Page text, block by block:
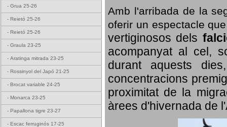
- Grua 25-26
- Reietó 25-26
- Reietó 25-26
- Graula 23-25
- Aratinga mitrada 23-25
- Rossinyol del Japó 21-25
- Brocat variable 24-25
- Monarca 23-25
- Papallona tigre 23-27
- Escac ferruginós 17-25
Amb l'arribada de la
oferir un espectacle
vertiginosos dels
acompanyat al cel,
durant aquests
concentracions
proximitat de la
àrees d'hivernada de